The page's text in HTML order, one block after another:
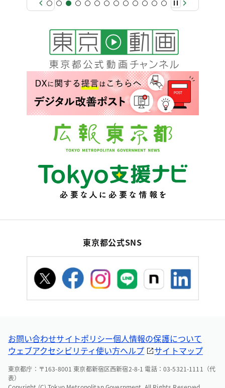
東京都公式SNS
お問い合わせサイトポリシー個人情報の保護について
ウェブアクセシビリティ使い方ヘルプ サイトマップ
東京都庁：〒163-8001 東京都新宿区西新宿2-8-1 電話：03-5321-1111（代
表）